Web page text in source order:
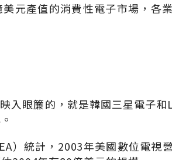
元產值的消費性電子市場，各
入眼簾的，就是韓國三星電子
）統計，2003年美國數位電視